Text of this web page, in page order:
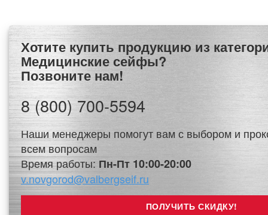
Хотите купить продукцию из категории
Медицинские сейфы?
Позвоните нам!
8 (800) 700-5594
Наши менеджеры помогут вам с выбором и
всем вопросам
Время работы: Пн-Пт 10:00-20:00
v.novgorod@valbergseif.ru